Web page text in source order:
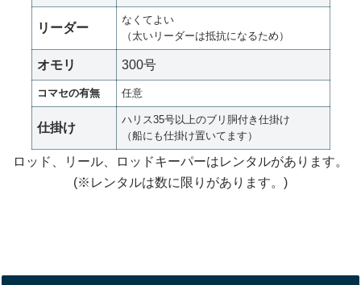
リーダー
なくてよい
（太いリーダーは抵抗になるため）
オモリ 300号
コマセの有無 任意
仕掛け
ハリス35号以上のブリ胴付き仕掛け
（船にも仕掛け置いてます）
ロッド、リール、ロッドキーパーはレンタルがあります。
(※レンタルは数に限りがあります。)